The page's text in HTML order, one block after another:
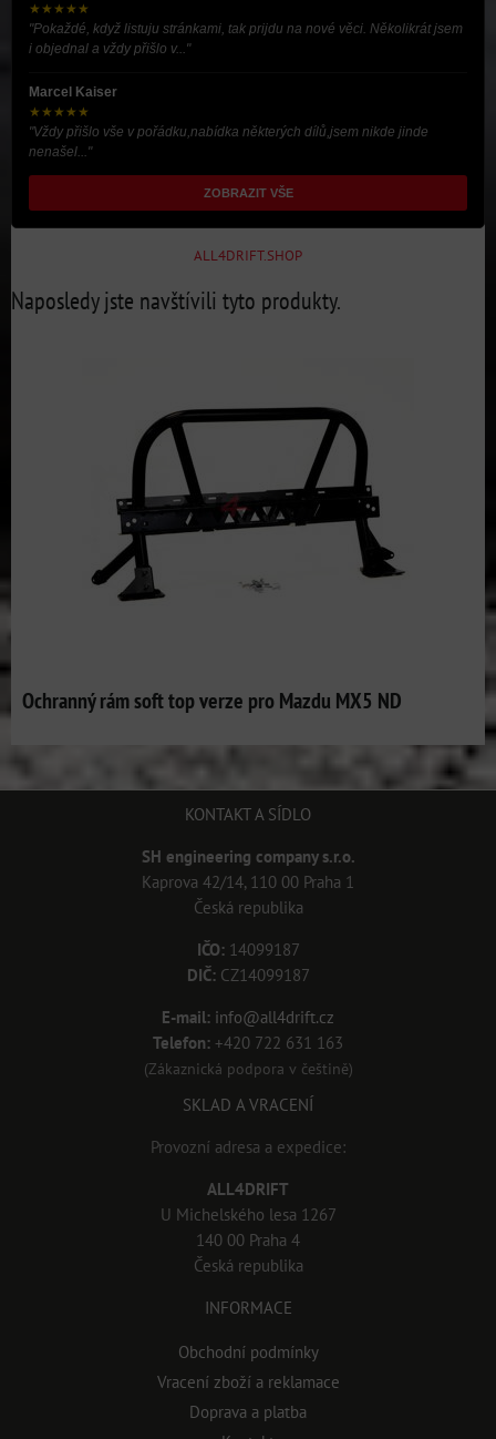
★★★★★
"Pokaždé, když listuju stránkami, tak prijdu na nové věci. Několikrát jsem
i objednal a vždy přišlo v..."
Marcel Kaiser
★★★★★
"Vždy přišlo vše v pořádku,nabídka některých dílů,jsem nikde jinde
nenašel..."
ZOBRAZIT VŠE
ALL4DRIFT.SHOP
Naposledy jste navštívili tyto produkty.
Ochranný rám soft top verze pro Mazdu MX5 ND
KONTAKT A SÍDLO
SH engineering company s.r.o.
Kaprova 42/14, 110 00 Praha 1
Česká republika
IČO:14099187
DIČ:CZ14099187
E-mail: info@all4drift.cz
Telefon: +420 722 631 163
(Zákaznická podpora v češtině)
SKLAD A VRACENÍ
Provozní adresa a expedice:
ALL4DRIFT
U Michelského lesa 1267
140 00 Praha 4
Česká republika
INFORMACE
Obchodní podmínky
Vracení zboží a reklamace
Doprava a platba